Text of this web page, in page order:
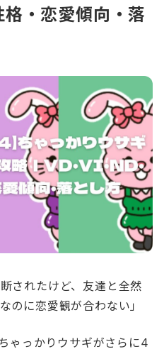
・恋愛傾向・落
されたけど、友達と全然
のに恋愛観が合わない」
ゃっかりウサギがさらに4